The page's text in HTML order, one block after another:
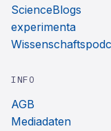
ScienceBlogs
experimenta
INFO
AGB
Mediadaten